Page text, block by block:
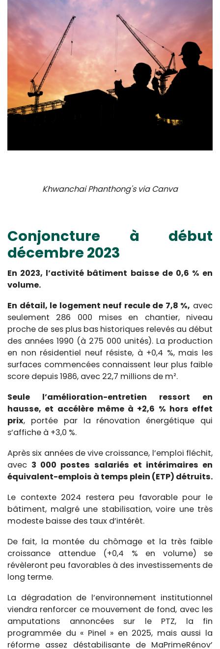
Khwanchai Phanthong's via Canva
Conjoncture à début
décembre 2023
En 2023, l’activité bâtiment baisse de 0,6 % en
volume.
En détail, le logement neuf recule de 7,8 %, avec
seulement 286 000 mises en chantier, niveau
proche de ses plus bas historiques relevés au début
des années 1990 (à 275 000 unités). La production
en non résidentiel neuf résiste, à +0,4 %, mais les
surfaces commencées connaissent leur plus faible
score depuis 1986, avec 22,7 millions de m².
Seule l’amélioration-entretien ressort en
hausse, et accélère même à +2,6 % hors effet
prix, portée par la rénovation énergétique qui
s’affiche à +3,0 %.
Après six années de vive croissance, l’emploi fléchit,
avec 3 000 postes salariés et intérimaires en
équivalent-emplois à temps plein (ETP) détruits.
Le contexte 2024 restera peu favorable pour le
bâtiment, malgré une stabilisation, voire une très
modeste baisse des taux d’intérêt.
De fait, la montée du chômage et la très faible
croissance attendue (+0,4 % en volume) se
révèleront peu favorables à des investissements de
long terme.
La dégradation de l’environnement institutionnel
viendra renforcer ce mouvement de fond, avec les
amputations annoncées sur le PTZ, la fin
programmée du « Pinel » en 2025, mais aussi la
réforme assez déstabilisante de MaPrimeRénov’